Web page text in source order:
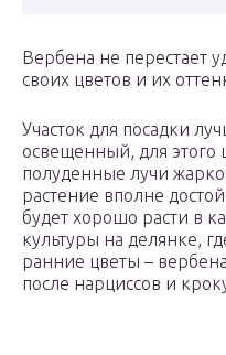
Вербена не перестает
своих цветов и их
Участок для посадки
освещенный, для этого
полуденные лучи
растение вполне
будет хорошо расти в
культуры на делянке,
ранние цветы –
после нарциссов и